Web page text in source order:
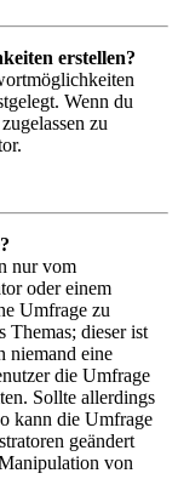
erstellen?
Wenn du
zu
nur vom
oder einem
Umfrage zu
Themas; dieser ist
niemand eine
die Umfrage
Sollte allerdings
kann die Umfrage
geändert
von